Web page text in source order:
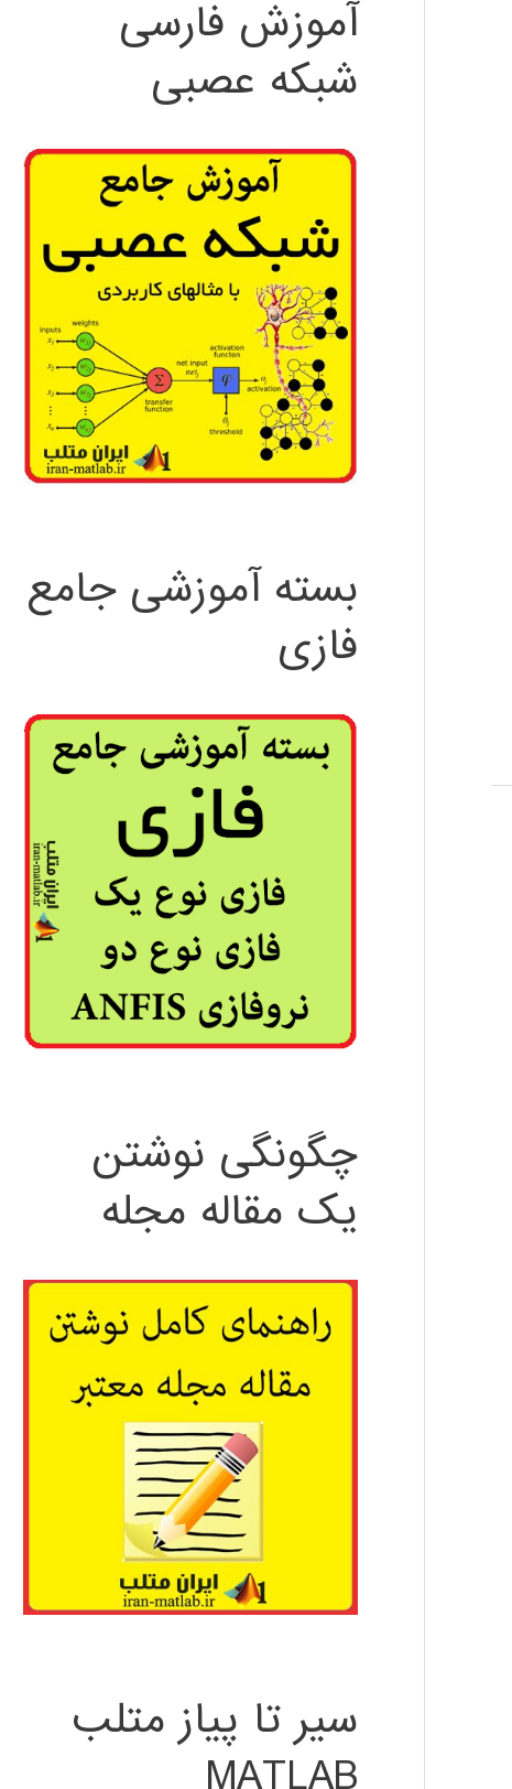
آموزش فارسی
شبکه عصبی
بسته آموزشی جامع
فازی
چگونگی نوشتن
یک مقاله مجله
سیر تا پیاز متلب